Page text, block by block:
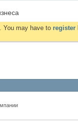
You may have to register